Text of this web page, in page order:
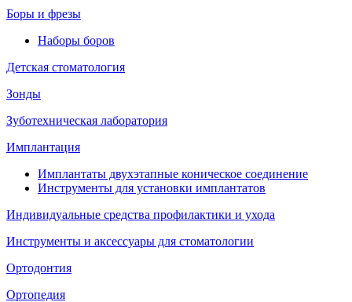
Боры и фрезы
Наборы боров
Детская стоматология
Зонды
Зуботехническая лаборатория
Имплантация
Имплантаты двухэтапные коническое соединение
Инструменты для установки имплантатов
Индивидуальные средства профилактики и ухода
Инструменты и аксессуары для стоматологии
Ортодонтия
Ортопедия